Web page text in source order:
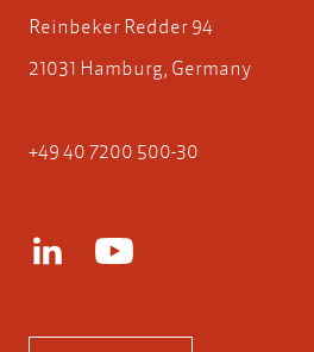
Reinbeker Redder 94
21031 Hamburg, Germany
+49 40 7200 500-30